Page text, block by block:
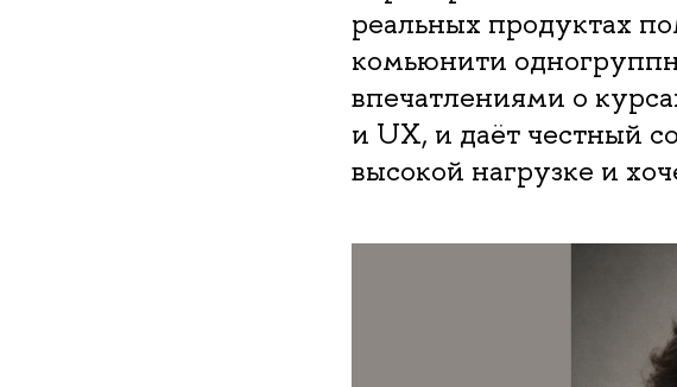
реальных продуктах
комьюнити
впечатлениями о
и UX, и даёт честный
высокой нагрузке и